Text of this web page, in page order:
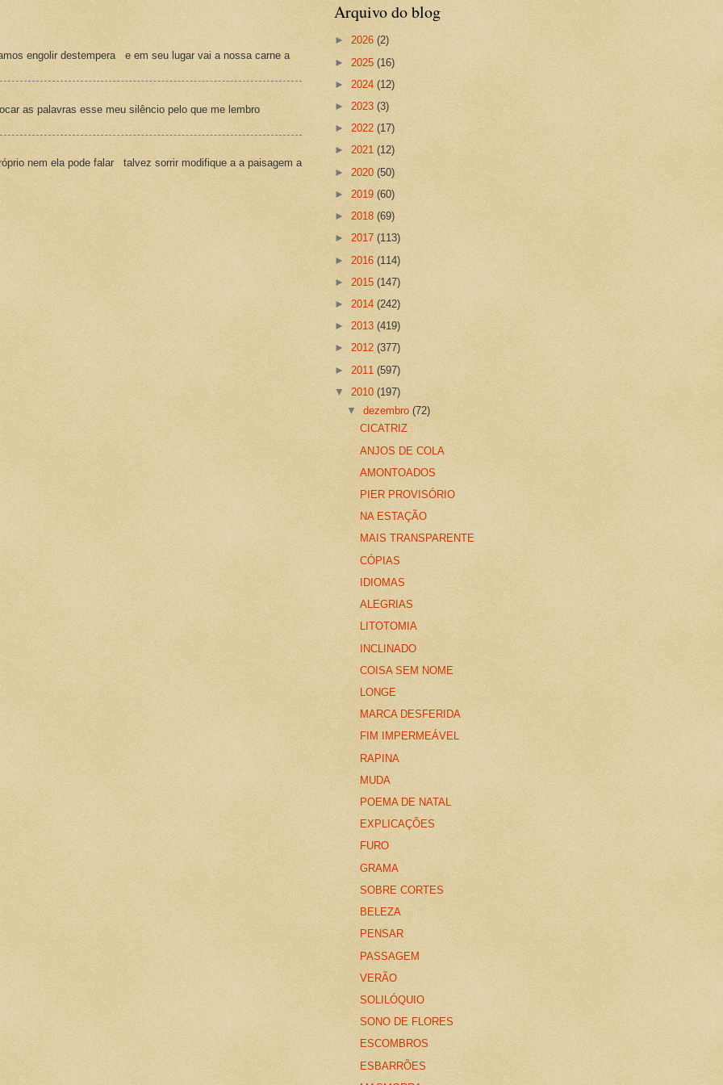
engolir destempera e em seu lugar vai a nossa carne a
as palavras esse meu silêncio pelo que me lembro
nem ela pode falar talvez sorrir modifique a a paisagem a
Arquivo do blog
► 2026 (2)
► 2025 (16)
► 2024 (12)
► 2023 (3)
► 2022 (17)
► 2021 (12)
► 2020 (50)
► 2019 (60)
► 2018 (69)
► 2017 (113)
► 2016 (114)
► 2015 (147)
► 2014 (242)
► 2013 (419)
► 2012 (377)
► 2011 (597)
▼ 2010 (197)
▼dezembro(72)
CICATRIZ
ANJOS DE COLA
AMONTOADOS
PIER PROVISÓRIO
NA ESTAÇÃO
MAIS TRANSPARENTE
CÓPIAS
IDIOMAS
ALEGRIAS
LITOTOMIA
INCLINADO
COISA SEM NOME
LONGE
MARCA DESFERIDA
FIM IMPERMEÁVEL
RAPINA
MUDA
POEMA DE NATAL
EXPLICAÇÕES
FURO
GRAMA
SOBRE CORTES
BELEZA
PENSAR
PASSAGEM
VERÃO
SOLILÓQUIO
SONO DE FLORES
ESCOMBROS
ESBARRÕES